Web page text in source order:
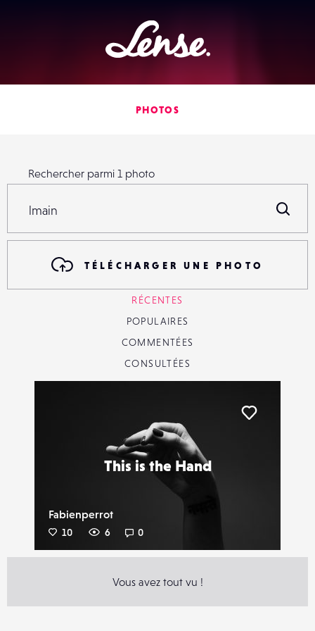
Lense
PHOTOS
Rechercher parmi 1 photo
TÉLÉCHARGER UNE PHOTO
RÉCENTES
POPULAIRES
COMMENTÉES
CONSULTÉES
This is the Hand
Fabienperrot
10 6 0
Vous avez tout vu !